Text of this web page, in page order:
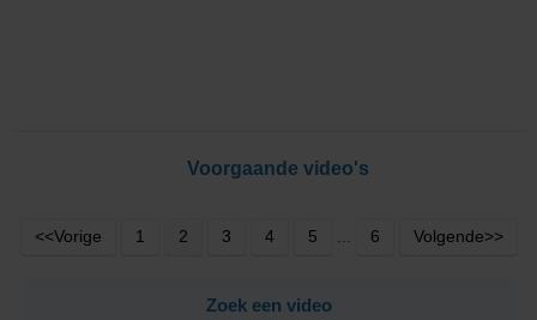
Voorgaande video's
<<Vorige 1 2 3 4 5 ... 6 Volgende>>
Zoek een video